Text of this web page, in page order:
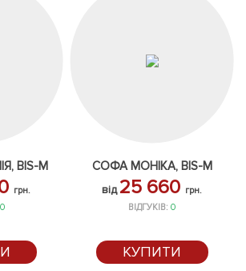
BIS-M
грн.
0
СОФА МОНІКА, BIS-M
від 25 660 грн.
ВІДГУКІВ:0
КУПИТИ